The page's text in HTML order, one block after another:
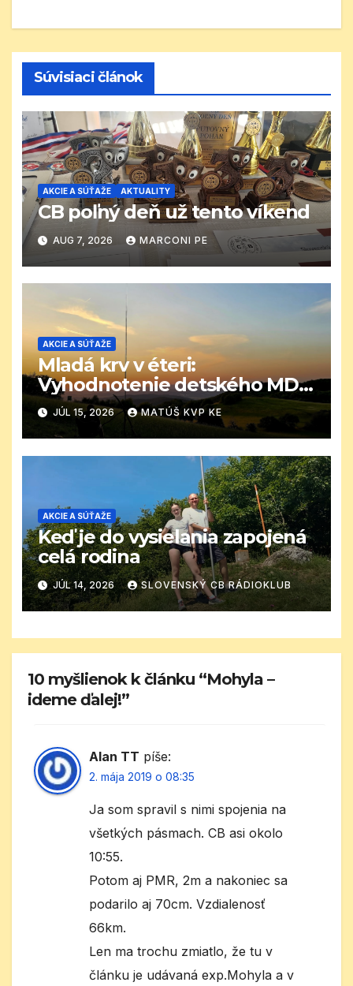
Súvisiaci článok
AKCIE A SÚŤAŽE AKTUALITY
CB poľný deň už tento víkend
AUG 7, 2026 MARCONI PE
AKCIE A SÚŤAŽE
Mladá krv v éteri:
Vyhodnotenie detského MDD
CB závodu
JÚL 15, 2026 MATÚŠ KVP KE
AKCIE A SÚŤAŽE
Keď je do vysielania zapojená
celá rodina
JÚL 14, 2026 SLOVENSKÝ CB RÁDIOKLUB
10 myšlienok k článku “Mohyla –
ideme ďalej!”
Alan TT píše:
2. mája 2019 o 08:35
Ja som spravil s nimi spojenia na
všetkých pásmach. CB asi okolo
10:55.
Potom aj PMR, 2m a nakoniec sa
podarilo aj 70cm. Vzdialenosť
66km.
Len ma trochu zmiatlo, že tu v
článku je udávaná exp.Mohyla a v